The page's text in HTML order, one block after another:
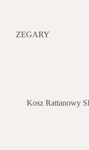
ZEGARY
Kosz Rattanowy